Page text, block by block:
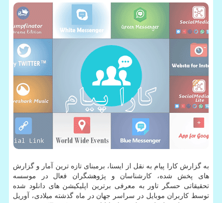
به گزارش کارا پیام به نقل از ایسنا، برمبنای تازه ترین آمار و گزارش
های پخش شده، کارشناسان و پژوهشگران فعال در موسسه
تحقیقاتی حسگر تاور به معرفی برترین اپلیکیشن های دانلود شده
توسط کاربران موبایل در سراسر جهان در ماه گذشته میلادی، آوریل